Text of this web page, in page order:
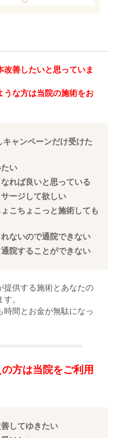
改善したいと思っていま
うな方は当院の施術をお
キャンペーンだけ受けた
い
れば良いと思っている
ージして欲しい
こちょこっと施術しても
ないので通院できない
院することができない
提供する施術とあなたの
。
時間とお金が無駄になっ
方は当院をご利用
してゆきたい